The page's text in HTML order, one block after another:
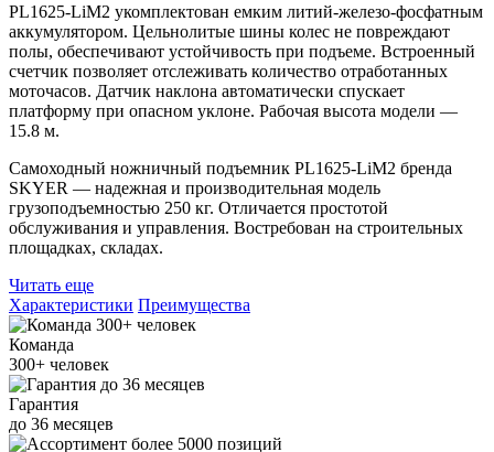
PL1625-LiM2 укомплектован емким литий-железо-фосфатным
аккумулятором. Цельнолитые шины колес не повреждают
полы, обеспечивают устойчивость при подъеме. Встроенный
счетчик позволяет отслеживать количество отработанных
моточасов. Датчик наклона автоматически спускает
платформу при опасном уклоне. Рабочая высота модели —
15.8 м.
Самоходный ножничный подъемник PL1625-LiM2 бренда
SKYER — надежная и производительная модель
грузоподъемностью 250 кг. Отличается простотой
обслуживания и управления. Востребован на строительных
площадках, складах.
Читать еще
Характеристики Преимущества
Команда
300+ человек
Гарантия
до 36 месяцев